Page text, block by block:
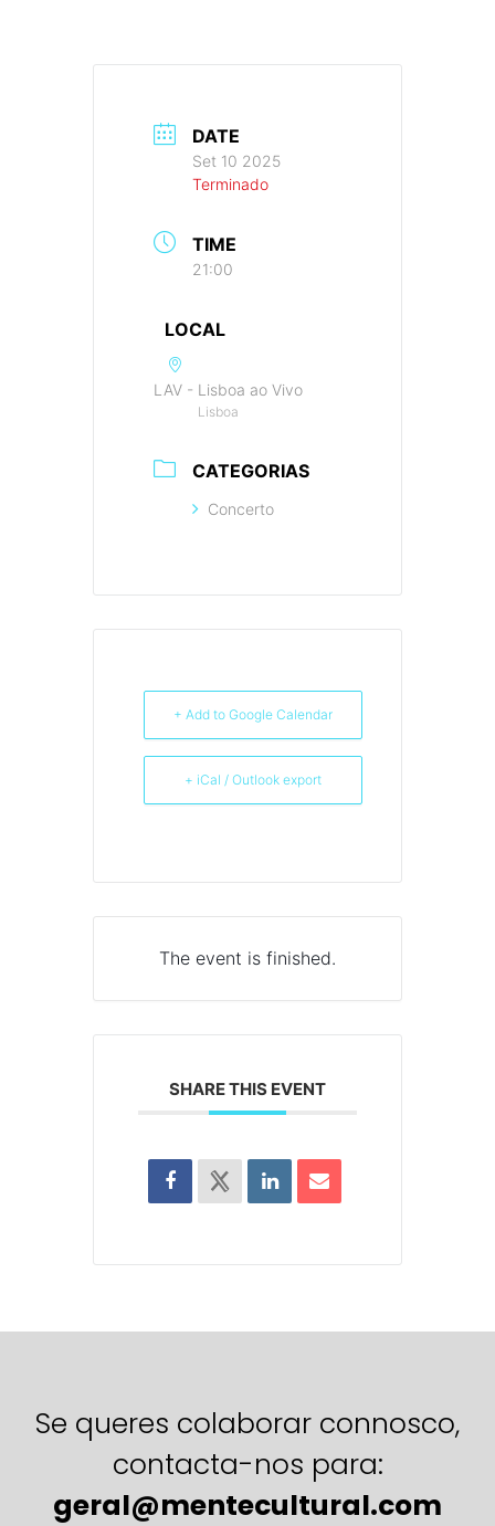
DATE
Set 10 2025
Terminado
TIME
21:00
LOCAL
LAV - Lisboa ao Vivo
Lisboa
CATEGORIAS
Concerto
+ Add to Google Calendar
+ iCal / Outlook export
The event is finished.
SHARE THIS EVENT
Se queres colaborar connosco,
contacta-nos para:
geral@mentecultural.com